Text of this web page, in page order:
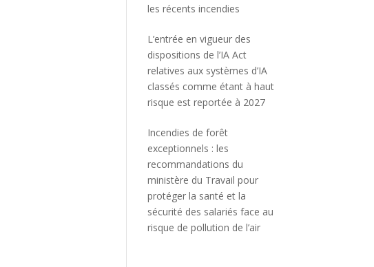
les récents incendies
L’entrée en vigueur des
dispositions de l’IA Act
relatives aux systèmes d’IA
classés comme étant à haut
risque est reportée à 2027
Incendies de forêt
exceptionnels : les
recommandations du
ministère du Travail pour
protéger la santé et la
sécurité des salariés face au
risque de pollution de l’air